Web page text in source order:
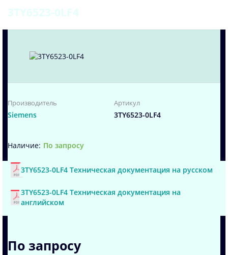
3TY6523-0LF4
Производитель
Siemens
Артикул
3TY6523-0LF4
По запросу
3TY6523-0LF4 Техническая документация на русском
3TY6523-0LF4 Техническая документация на
английском
По запросу